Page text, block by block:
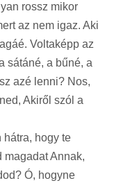
rossz mikor
az nem igaz. Aki
Voltaképp az
sátáné, a bűné, a
azé lenni? Nos,
Akiről szól a
hogy te
magadat Annak,
Ó, hogyne